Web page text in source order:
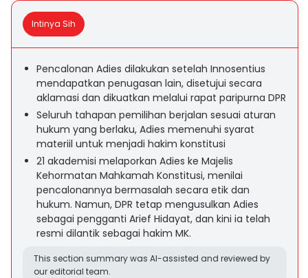
Intinya Sih
Pencalonan Adies dilakukan setelah Innosentius
mendapatkan penugasan lain, disetujui secara
aklamasi dan dikuatkan melalui rapat paripurna DPR
Seluruh tahapan pemilihan berjalan sesuai aturan
hukum yang berlaku, Adies memenuhi syarat
materiil untuk menjadi hakim konstitusi
21 akademisi melaporkan Adies ke Majelis
Kehormatan Mahkamah Konstitusi, menilai
pencalonannya bermasalah secara etik dan
hukum. Namun, DPR tetap mengusulkan Adies
sebagai pengganti Arief Hidayat, dan kini ia telah
resmi dilantik sebagai hakim MK.
This section summary was AI-assisted and reviewed by
our editorial team.